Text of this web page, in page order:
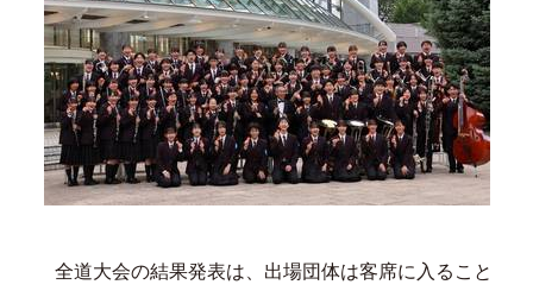
全道大会の結果発表は、出場団体は客席に入ること